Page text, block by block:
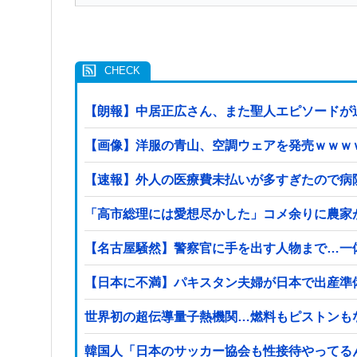
【朗報】中居正広さん、また聖人エピソード
【画像】洋服の青山、空調ウェアを発売ｗｗ
【速報】外人の医療費未払いが多すぎたので
「高市総理には愛想尽かした」コメ余りに
【名古屋騒然】警察官に手を出す人物まで…
【日本に不満】パキスタン夫婦が日本で出産
世界初の超伝導量子熱機関…燃料もピストンも
韓国人「日本のサッカー協会も性接待やって